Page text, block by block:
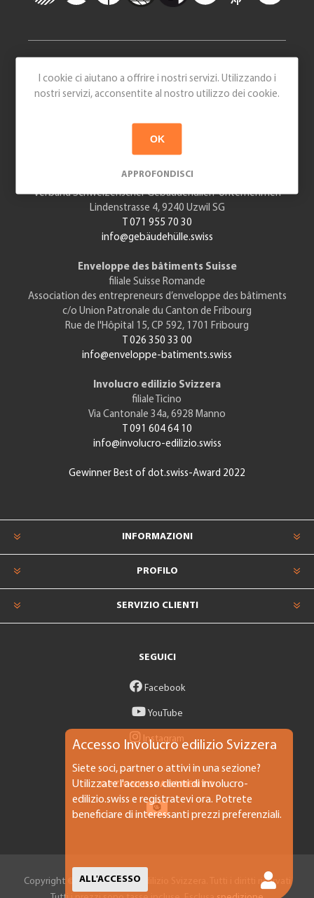
Accesso Involucro edilizio Svizzera
Siete soci, partner o attivi in una sezione?
Utilizzate l'accesso clienti di involucro-
edilizio.swiss e registratevi ora. Potrete
beneficiare di interessanti prezzi preferenziali.
ALL'ACCESSO
Standort Ost (Hauptsitz)
Verband Schweizerischer Gebäudehüllen-Unternehmen
Lindenstrasse 4, 9240 Uzwil SG
T 071 955 70 30
info@gebäudehülle.swiss
Enveloppe des bâtiments Suisse
filiale Suisse Romande
Association des entrepreneurs d’enveloppe des bâtiments
c/o Union Patronale du Canton de Fribourg
Rue de l'Hôpital 15, CP 592, 1701 Fribourg
T 026 350 33 00
info@enveloppe-batiments.swiss
Involucro edilizio Svizzera
filiale Ticino
Via Cantonale 34a, 6928 Manno
T 091 604 64 10
info@involucro-edilizio.swiss
Gewinner Best of dot.swiss-Award 2022
INFORMAZIONI
PROFILO
SERVIZIO CLIENTI
SEGUICI
Facebook
YouTube
Instagram
OPZIONI DI PAGAMENTO
Copyright © 2026 Involucro Edilizio Svizzera. Tutti i diritti riservati
I cookie ci aiutano a offrire i nostri servizi. Utilizzando i
nostri servizi, acconsentite al nostro utilizzo dei cookie.
OK
APPROFONDISCI